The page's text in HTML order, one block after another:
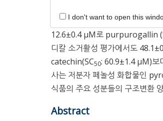
소거능의 SC
값이 9.5±0.3 μM
12.6±0.4 μM로 purpurogallin
디칼 소거활성 평가에서도
catechin(SC50: 60.9±1.4 μM)보
사는 저분자 페놀성 화합물인
식품의 주요 성분들의 구조변환
Abstract
I don't want to open this